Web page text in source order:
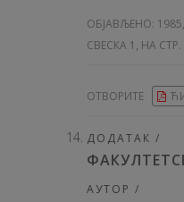
ОБЈАВЉЕНО:
СВЕСКА 1, НА
ОТВОРИТЕ
ДОДАТАК /
АУТОР /